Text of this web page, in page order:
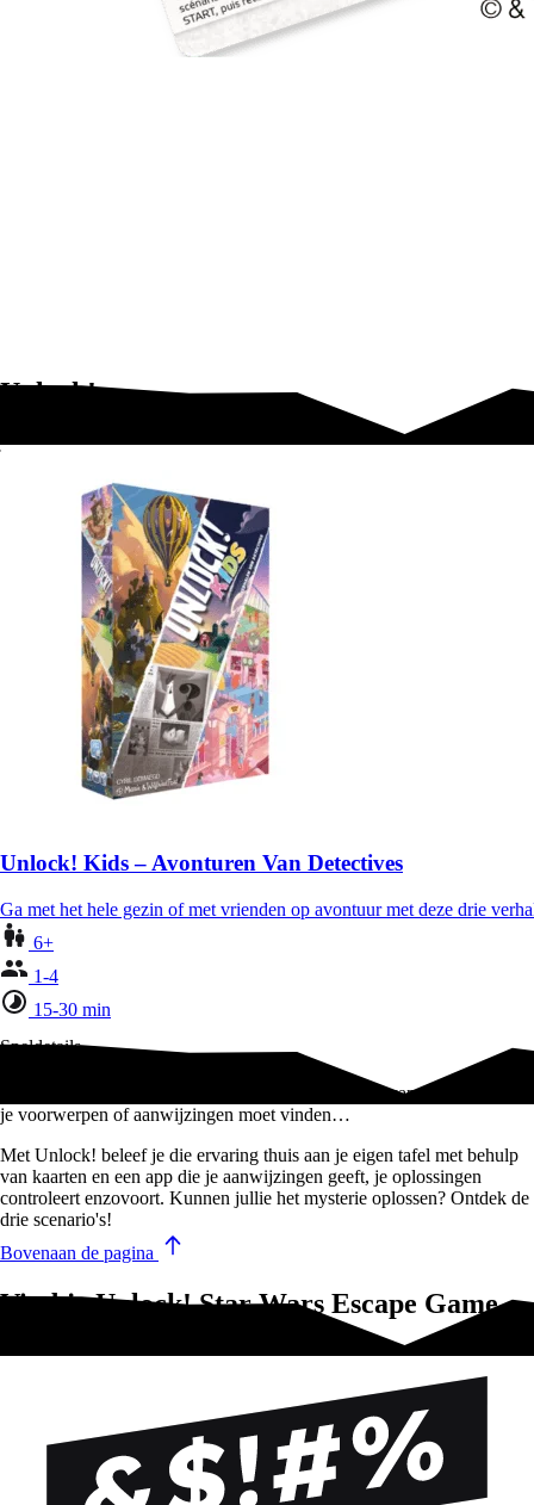
Unlock!
Unlock! Kids – Avonturen Van Detectives
Ga met het hele gezin of met vrienden op avontuur met deze drie
6+
1-4
15-30 min
Speldetails
Unlock! Is een coöperatief spel geïnspireerd door escaperooms, waar
je voorwerpen of aanwijzingen moet vinden…
Met Unlock! beleef je die ervaring thuis aan je eigen tafel met behulp
van kaarten en een app die je aanwijzingen geeft, je oplossingen
controleert enzovoort. Kunnen jullie het mysterie oplossen? Ontdek de
drie scenario's!
Bovenaan de pagina
Vind je Unlock! Star Wars Escape Game